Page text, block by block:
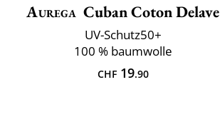
Aurega Cuban Coton Delave
UV-Schutz50+
100 % baumwolle
CHF19.90